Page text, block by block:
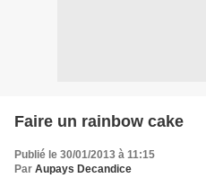
Faire un rainbow cake
Publié le 30/01/2013 à 11:15
Par Aupays Decandice